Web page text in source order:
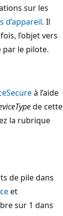
sur les
d’appareil. Il
l’objet vers
le pilote.
à l’aide
de cette
la rubrique
de pile dans
et
sur 1 dans